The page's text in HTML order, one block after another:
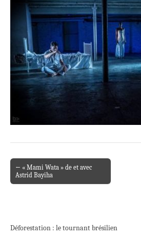
Post navigation
← « Mami Wata » de et avec
Astrid Bayiha
Déforestation : le tournant brésilien